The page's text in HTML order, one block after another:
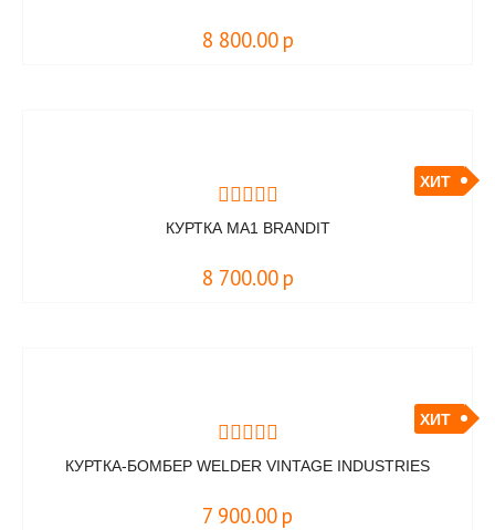
8 800.00 р
ХИТ
КУРТКА MA1 BRANDIT
8 700.00 р
ХИТ
КУРТКА-БОМБЕР WELDER VINTAGE INDUSTRIES
7 900.00 р